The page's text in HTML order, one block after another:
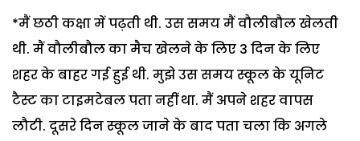
*मैं छठी कक्षा में पढ़ती थी. उस समय मैं वौलीबौल खेलती
थी. मैं वौलीबौल का मैच खेलने के लिए 3 दिन के लिए
शहर के बाहर गई हुई थी. मुझे उस समय स्कूल के यूनिट
टैस्ट का टाइमटेबल पता नहीं था. मैं अपने शहर वापस
लौटी. दूसरे दिन स्कूल जाने के बाद पता चला कि अगले